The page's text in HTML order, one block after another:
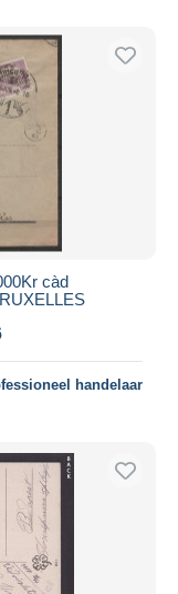
càd
handelaar